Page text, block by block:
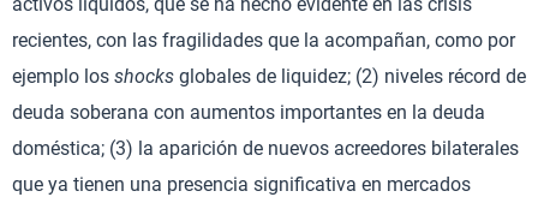
recientes, con las fragilidades que la acompañan, como por
ejemplo los shocks globales de liquidez; (2) niveles récord de
deuda soberana con aumentos importantes en la deuda
doméstica; (3) la aparición de nuevos acreedores bilaterales
que ya tienen una presencia significativa en mercados